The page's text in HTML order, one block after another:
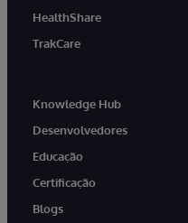
HealthShare
TrakCare
Knowledge Hub
Desenvolvedores
Educação
Certificação
Blogs